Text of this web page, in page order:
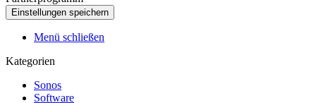
Menü schließen
Kategorien
Sonos
Software